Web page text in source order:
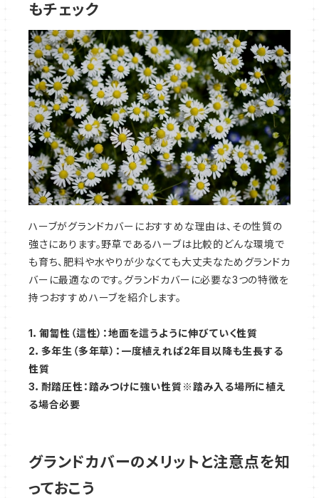
もチェック
ハーブがグランドカバーにおすすめな理由は、その性質の
強さにあります。野草であるハーブは比較的どんな環境で
も育ち、肥料や水やりが少なくても大丈夫なためグランドカ
バーに最適なのです。グランドカバーに必要な3つの特徴を
持つおすすめハーブを紹介します。
1．匍匐性（這性）：地面を這うように伸びていく性質
2．多年生（多年草）：一度植えれば2年目以降も生長する
性質
3．耐踏圧性：踏みつけに強い性質※踏み入る場所に植え
る場合必要
グランドカバーのメリットと注意点を知
っておこう